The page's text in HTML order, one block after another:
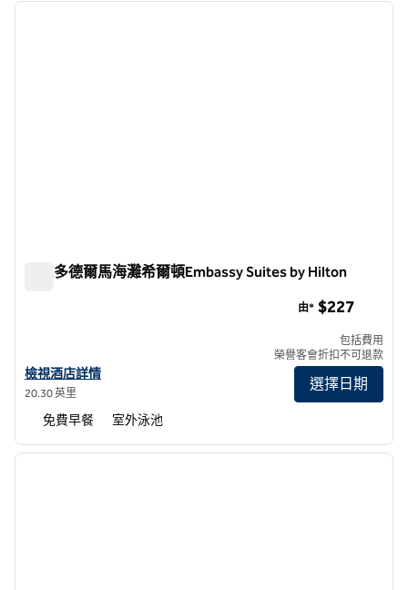
第 1 頁，共 12 頁
下一
多拉多德爾馬海灘希爾頓Embassy Suites by Hilton
查看多拉多德爾馬海灘希爾頓Embassy Suites by Hilton詳情
檢視酒店詳情
20.30 英里
由* $227
包括費用
榮譽客會折扣不可退款
選擇日期
免費早餐 室外泳池
第 1 頁，共 12 頁
下一